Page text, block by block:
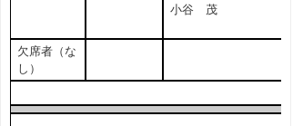
小谷 茂
欠席者（な
し）